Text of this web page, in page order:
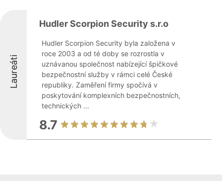
Laureáti
Hudler Scorpion Security s.r.o
Hudler Scorpion Security byla založena v
roce 2003 a od té doby se rozrostla v
uznávanou společnost nabízející špičkové
bezpečnostní služby v rámci celé České
republiky. Zaměření firmy spočívá v
poskytování komplexních bezpečnostních,
technických ...
8.7